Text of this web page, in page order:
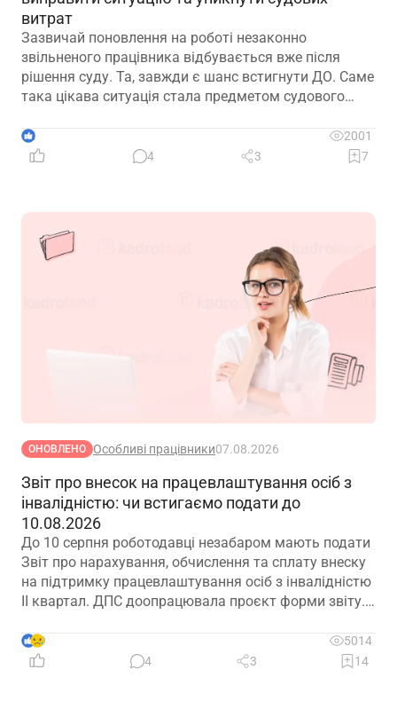
витрат
Зазвичай поновлення на роботі незаконно
звільненого працівника відбувається вже після
рішення суду. Та, завжди є шанс встигнути ДО. Саме
така цікава ситуація стала предметом судового
скасував помилково виданий наказ про звільнення.
Розберемо її докладно
1
2001
4
3 7
ОНОВЛЕНО Особливі працівники07.08.2026
Звіт про внесок на працевлаштування осіб з
інвалідністю: чи встигаємо подати до
10.08.2026
До 10 серпня роботодавці незабаром мають подати
Звіт про нарахування, обчислення та сплату внеску
на підтримку працевлаштування осіб з інвалідністю
ІІ квартал. ДПС доопрацювала проєкт форми звіту.
далі
9
5014
4
3 14